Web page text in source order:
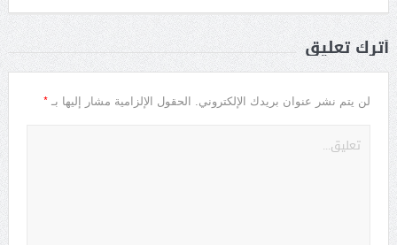
أترك تعليق
لن يتم نشر عنوان بريدك الإلكتروني. الحقول الإلزامية مشار إليها بـ *